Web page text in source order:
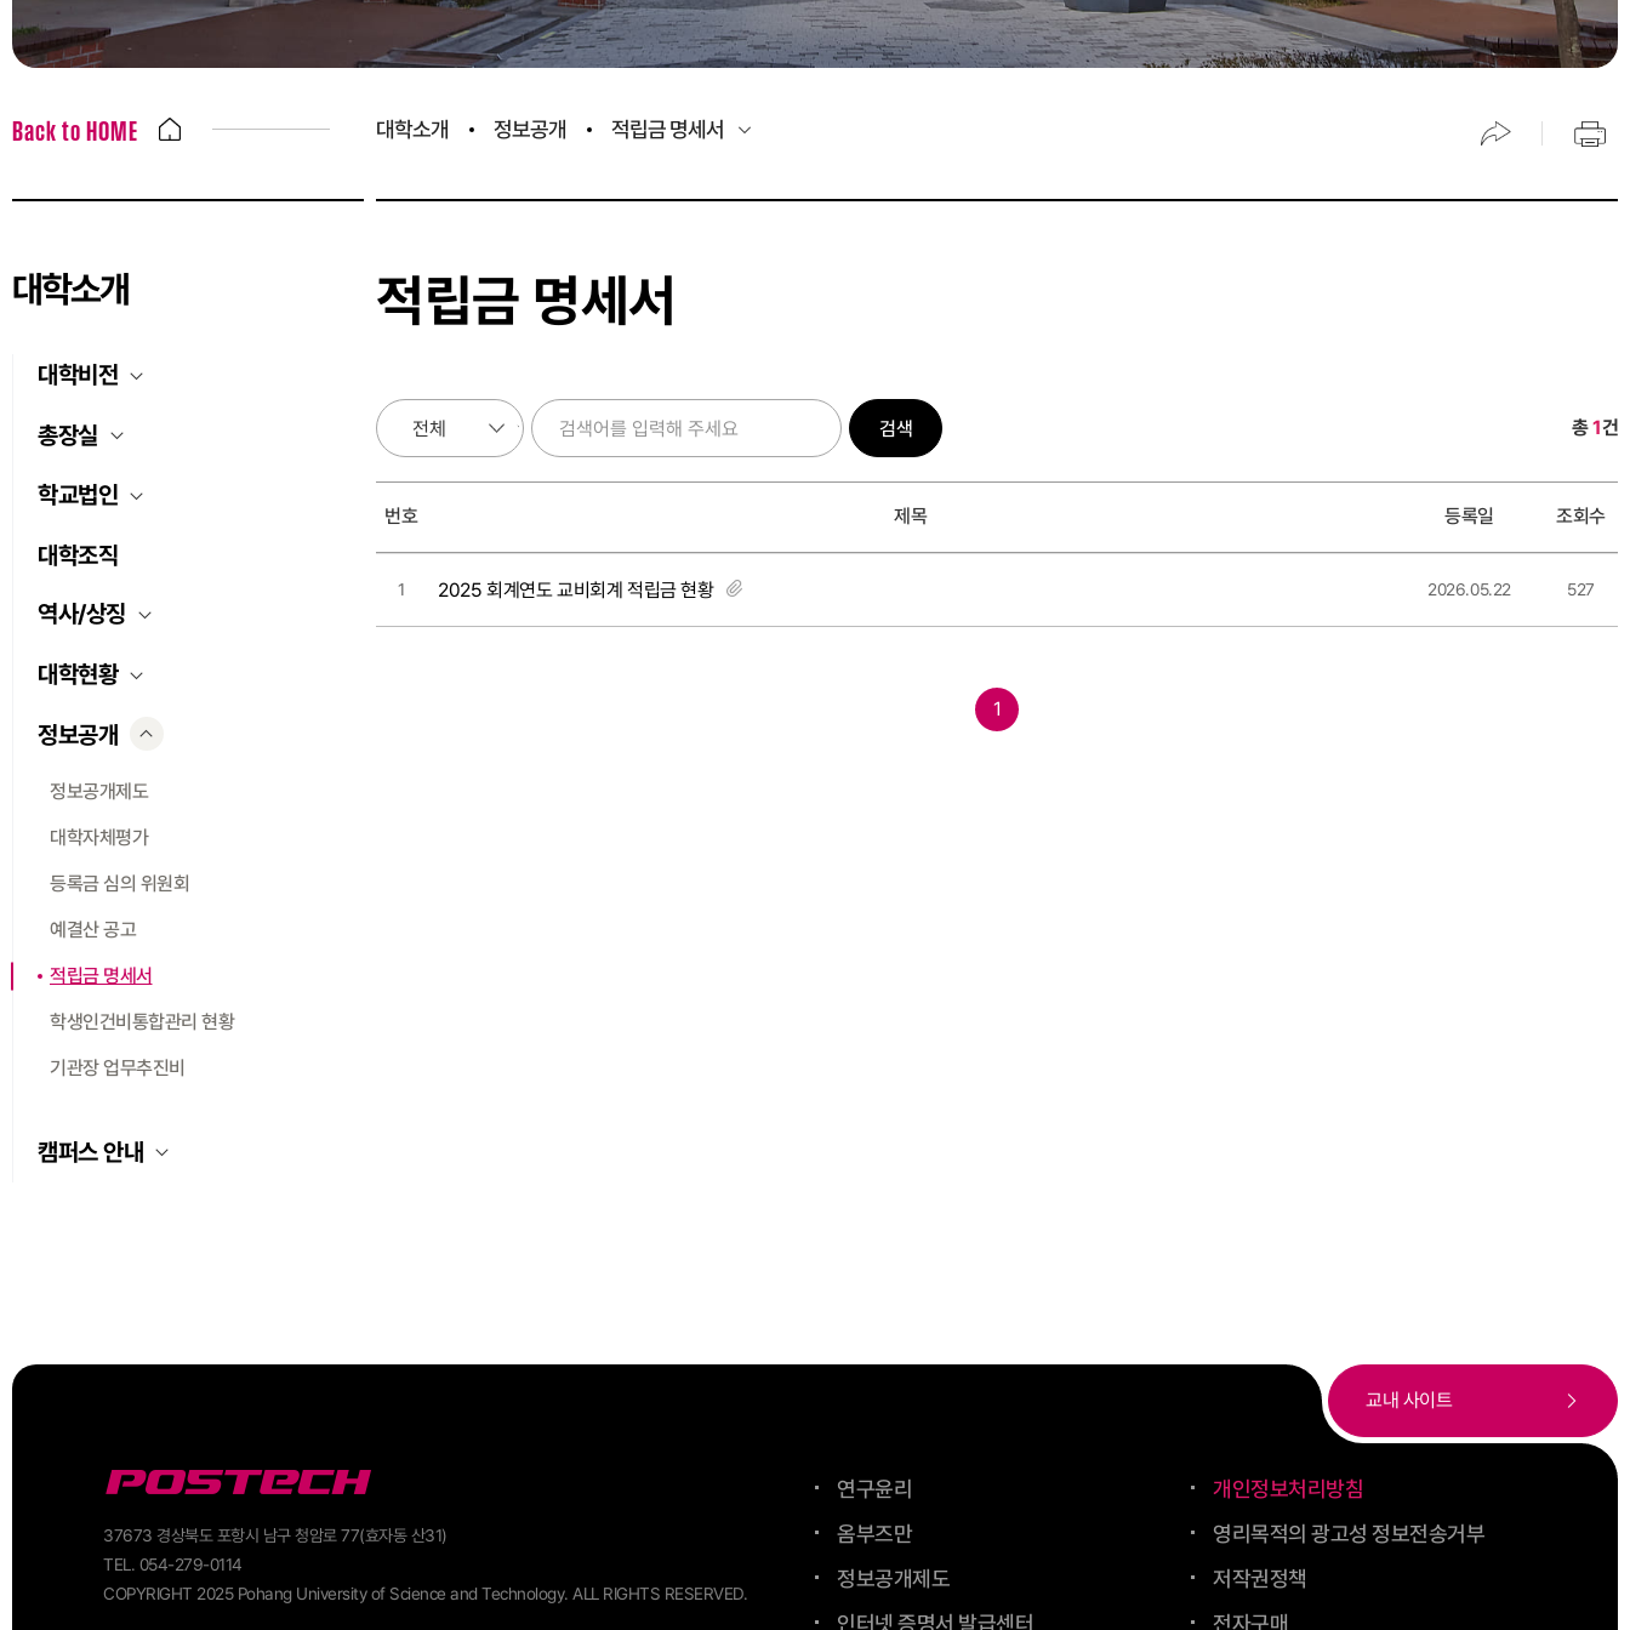
Back to HOME 대학소개 정보공개 적립금 명세서
대학소개
대학비전
총장실
학교법인
대학조직
역사/상징
대학현황
정보공개
정보공개제도
대학자체평가
등록금 심의 위원회
예결산 공고
적립금 명세서
학생인건비통합관리 현황
기관장 업무추진비
캠퍼스 안내
적립금 명세서
검색 총1건
번호 제목 등록일 조회수
1 2025 회계연도 교비회계 적립금 현황 2026.05.22 527
1
37673 경상북도 포항시 남구 청암로 77(효자동 산31)
TEL. 054-279-0114
COPYRIGHT 2025 Pohang University of Science and Technology. ALL RIGHTS RESERVED.
연구윤리
옴부즈만
정보공개제도
인터넷 증명서 발급센터
개인정보처리방침
영리목적의 광고성 정보전송거부
저작권정책
전자구매
교내 사이트